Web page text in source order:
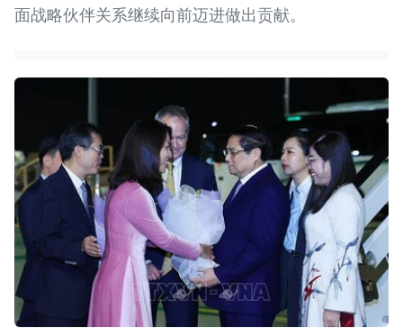
面战略伙伴关系继续向前迈进做出贡献。